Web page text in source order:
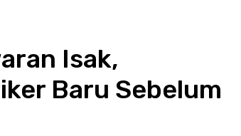
Isak,
Baru Sebelum